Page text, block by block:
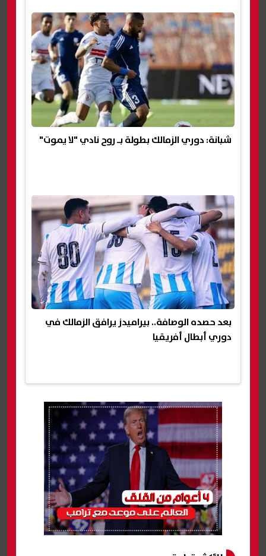
شبانة: دوري الزمالك بطولة بـ روح نادي "لا يموت"
بعد حصده الوصافة.. بيراميدز يرافق الزمالك في
دوري أبطال أفريقيا